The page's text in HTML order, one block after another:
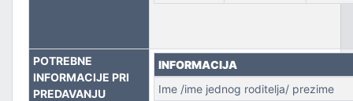
POTREBNE
INFORMACIJE PRI
PREDAVANJU
INFORMACIJA
Ime /ime jednog roditelja/ prezime